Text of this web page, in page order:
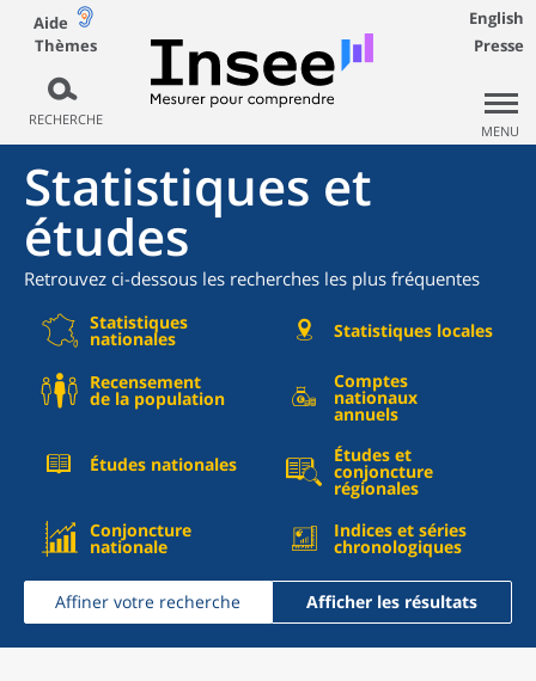
Aide
Thèmes
RECHERCHE
English
Presse
MENU
Statistiques et
études
Retrouvez ci-dessous les recherches les plus fréquentes
Statistiques
nationales Statistiques locales
Recensement
de la population
Comptes
nationaux
annuels
Études nationales Études et
conjoncture
régionales
Conjoncture
nationale
Indices et séries
chronologiques
Affiner votre recherche Afficher les résultats